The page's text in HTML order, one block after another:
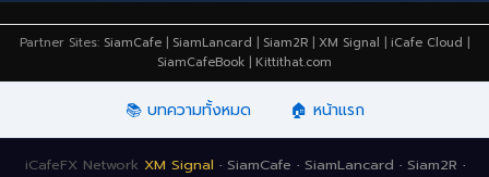
Partner Sites: SiamCafe | SiamLancard | Siam2R | XM Signal | iCafe Cloud |
SiamCafeBook | Kittithat.com
📚 บทความทั้งหมด 🏠 หน้าแรก
iCafeFX Network XM Signal · SiamCafe · SiamLancard · Siam2R ·